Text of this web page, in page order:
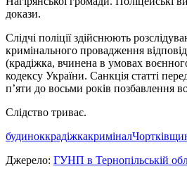
докази.
Слідчі поліції здійснюють
кримінального провадження
(крадіжка, вчинена в умовах
кодексу України. Санкція статті
п’яти до восьми років позбавлення
Слідство триває.
будиноккрадіжкакримінал
Джерело: ГУНП в Тернопільській